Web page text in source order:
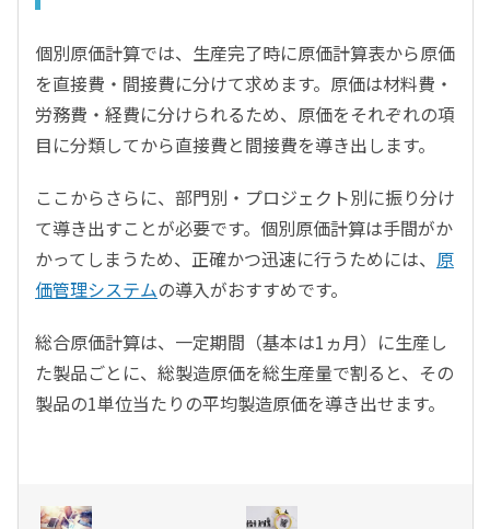
個別原価計算では、生産完了時に原価計算表から原価
を直接費・間接費に分けて求めます。原価は材料費・
労務費・経費に分けられるため、原価をそれぞれの項
目に分類してから直接費と間接費を導き出します。
ここからさらに、部門別・プロジェクト別に振り分け
て導き出すことが必要です。個別原価計算は手間がか
かってしまうため、正確かつ迅速に行うためには、 原
価管理システムの導入がおすすめです。
総合原価計算は、一定期間（基本は1ヵ月）に生産し
た製品ごとに、総製造原価を総生産量で割ると、その
製品の1単位当たりの平均製造原価を導き出せます。